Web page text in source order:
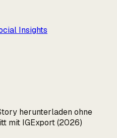
Insights
herunterladen ohne
mit IGExport (2026)